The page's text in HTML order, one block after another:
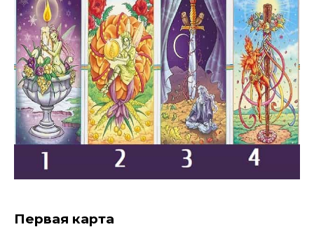
Первая карта